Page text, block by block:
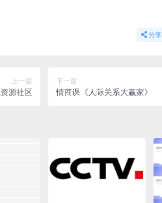
分享
上一篇
源社区
下一篇
情商课《人际关系大赢家》